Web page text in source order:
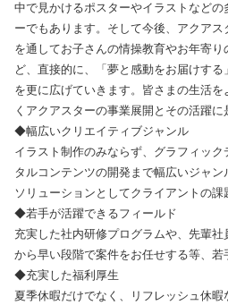
中で見かけるポスターやイラストなど
ーでもあります。そして今後、アクア
を通してお子さんの情操教育やお年寄
ど、直接的に、「夢と感動をお届けす
を更に広げていきます。皆さまの生活
くアクアスターの事業展開とその活躍に
◆幅広いクリエイティブジャンル
イラスト制作のみならず、グラフィッ
タルコンテンツの開発まで幅広いジャ
ソリューションとしてクライアントの課
◆若手が活躍できるフィールド
充実した社内研修プログラムや、先輩
から早い段階で案件をお任せする等、若
◆充実した福利厚生
夏季休暇だけでなく、リフレッシュ休